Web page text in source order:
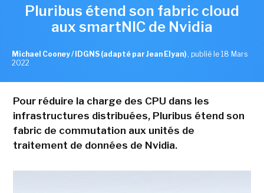
Pluribus étend son fabric cloud
aux smartNIC de Nvidia
Michael Cooney / IDGNS (adapté par Jean Elyan) , publié le 18 Mars
2022
Pour réduire la charge des CPU dans les
infrastructures distribuées, Pluribus étend son
fabric de commutation aux unités de
traitement de données de Nvidia.